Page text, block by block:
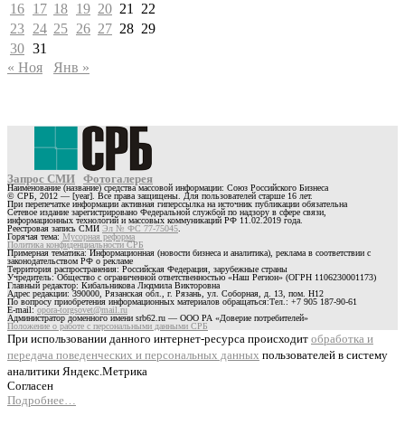
16 17 18 19 20 21
22
23 24 25 26 27 28 29
30 31
« Ноя
Янв »
Запрос СМИ Фотогалерея
Наименование (название) средства массовой информации: Союз Российского Бизнеса
© СРБ, 2012 — [year]. Все права защищены. Для пользователей старше 16 лет.
При перепечатке информации активная гиперссылка на источник публикации обязательна
Сетевое издание зарегистрировано Федеральной службой по надзору в сфере связи,
информационных технологий и массовых коммуникаций РФ 11.02.2019 года.
Реестровая запись СМИ Эл № ФС 77-75045.
Горячая тема: Мусорная реформа
Политика конфиденциальности СРБ
Примерная тематика: Информационная (новости бизнеса и аналитика), реклама в соответствии с
законодательством РФ о рекламе
Территория распространения: Российская Федерация, зарубежные страны
Учредитель: Общество с ограниченной ответственностью «Наш Регион» (ОГРН 1106230001173)
Главный редактор: Кибальникова Людмила Викторовна
Адрес редакции: 390000, Рязанская обл., г. Рязань, ул. Соборная, д. 13, пом. Н12
По вопросу приобретения информационных материалов обращаться:Тел.: +7 905 187-90-61
E-mail: opora-torgsovet@mail.ru
Администратор доменного имени srb62.ru — ООО РА «Доверие потребителей»
Положение о работе с персональными данными СРБ
При использовании данного интернет-ресурса происходит обработка и
передача поведенческих и персональных данных пользователей в систему
аналитики Яндекс.Метрика
Согласен
Подробнее…